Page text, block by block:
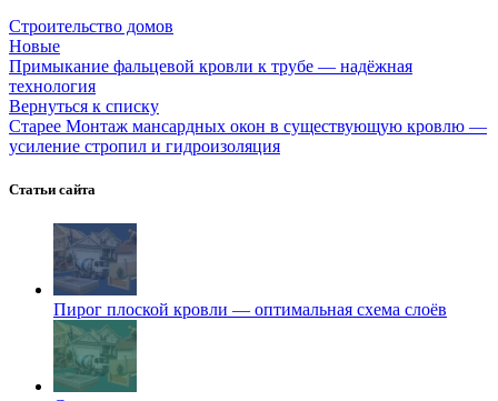
Строительство домов
Новые
Примыкание фальцевой кровли к трубе — надёжная
технология
Вернуться к списку
Старее Монтаж мансардных окон в существующую кровлю —
усиление стропил и гидроизоляция
Статьи сайта
Пирог плоской кровли — оптимальная схема слоёв